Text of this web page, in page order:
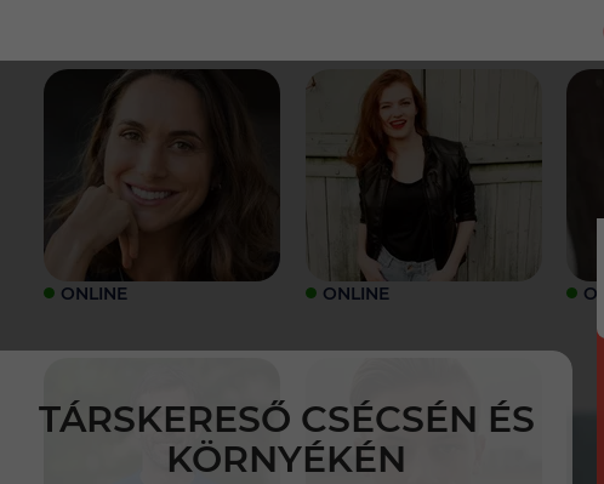
TÁRSKERESŐ CSÉCSÉN ÉS
KÖRNYÉKÉN
ONLINE ONLINE